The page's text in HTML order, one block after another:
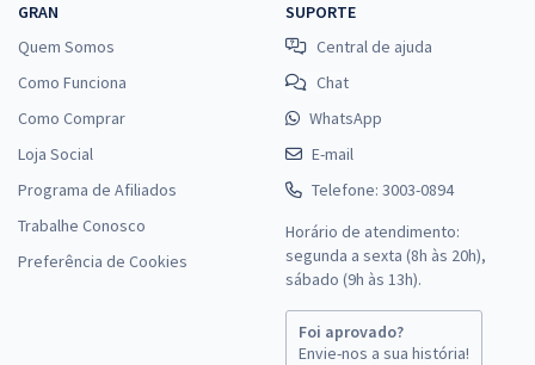
GRAN
Quem Somos
Como Funciona
Como Comprar
Loja Social
Programa de Afiliados
Trabalhe Conosco
Preferência de Cookies
SUPORTE
Central de ajuda
Chat
WhatsApp
E-mail
Telefone: 3003-0894
Horário de atendimento:
segunda a sexta (8h às 20h),
sábado (9h às 13h).
Foi aprovado?
Envie-nos a sua história!